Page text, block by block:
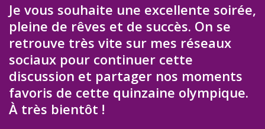
Je vous souhaite une excellente soirée,
pleine de rêves et de succès. On se
retrouve très vite sur mes réseaux
sociaux pour continuer cette
discussion et partager nos moments
favoris de cette quinzaine olympique.
À très bientôt !